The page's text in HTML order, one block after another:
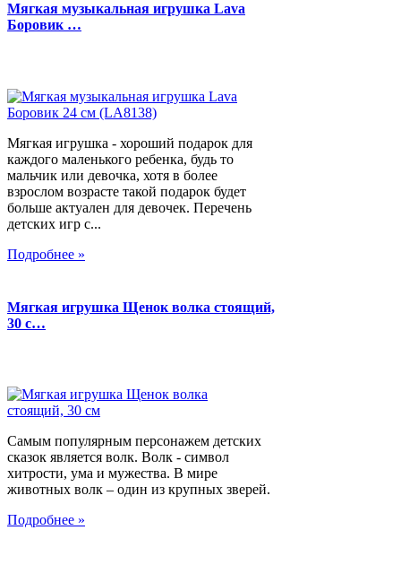
Мягкая музыкальная игрушка Lava
Боровик …
Мягкая игрушка - хороший подарок для
каждого маленького ребенка, будь то
мальчик или девочка, хотя в более
взрослом возрасте такой подарок будет
больше актуален для девочек. Перечень
детских игр с...
Подробнее »
Мягкая игрушка Щенок волка стоящий,
30 с…
Самым популярным персонажем детских
сказок является волк. Волк - символ
хитрости, ума и мужества. В мире
животных волк – один из крупных зверей.
Подробнее »